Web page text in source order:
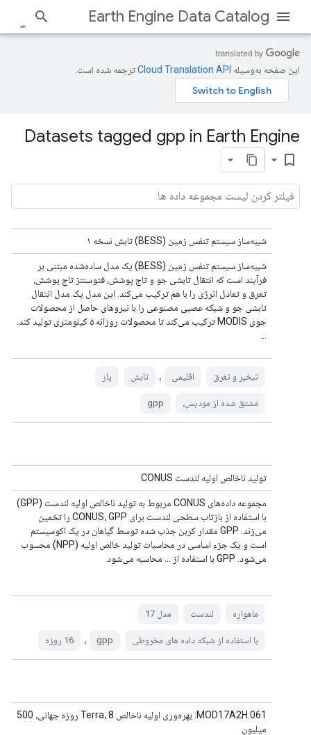
Earth Engine Data Catalog
این صفحه به‌وسیله ترجمه شده است.
Datasets tagged gpp in Earth Engine
bookmark_border
شبیه‌ساز سیستم تنفس زمین (BESS) تابش نسخه ۱
شبیه‌ساز سیستم تنفس زمین (BESS) یک مدل ساده‌شده مبتنی بر
فرآیند است که انتقال تابشی جو و تاج پوشش، فتوسنتز تاج پوشش،
تعرق و تعادل انرژی را با هم ترکیب می‌کند. این مدل یک مدل انتقال
تابشی جو و شبکه عصبی مصنوعی را با نیروهای حاصل از محصولات
جوی MODIS ترکیب می‌کند تا محصولات روزانه ۵ کیلومتری تولید کند.
تبخیر و تعرق اقلیمی ، تابش پار
مشتق شده از مودیس، gpp
تولید ناخالص اولیه لندست CONUS
مجموعه داده‌های CONUS مربوط به تولید ناخالص اولیه لندست (GPP)
با استفاده از بازتاب سطحی لندست برای CONUS، GPP را تخمین
می‌زند. GPP مقدار کربن جذب شده توسط گیاهان در یک اکوسیستم
است و یک جزء اساسی در محاسبات تولید خالص اولیه (NPP) محسوب
می‌شود. GPP با استفاده از ... محاسبه می‌شود.
ماهواره لندست مدل 17
با استفاده از شبکه داده های مخروطی gpp ، 16 روزه
MOD17A2H.061: بهره‌وری اولیه ناخالص Terra، 8 روزه جهانی، 500
میلیون